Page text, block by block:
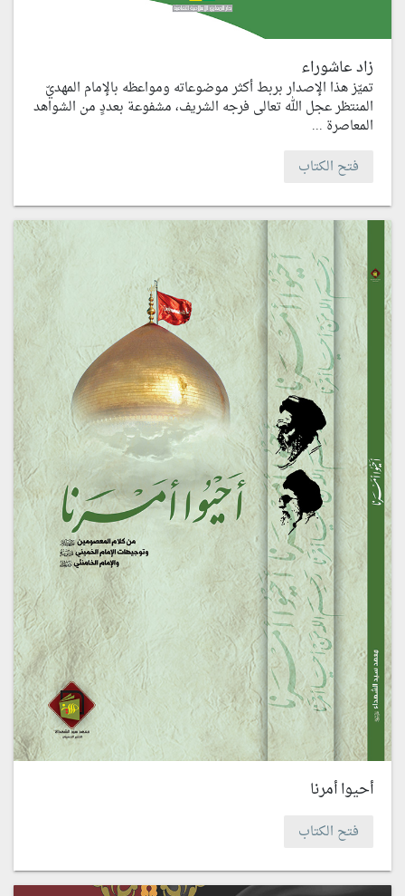
زاد عاشوراء
تميّز هذا الإصدار بربط أكثر موضوعاته ومواعظه بالإمام المهديّ
المنتظر عجل الله تعالى فرجه الشريف، مشفوعة بعددٍ من الشواهد
المعاصرة ...
فتح الكتاب
أحيوا أمرنا
فتح الكتاب